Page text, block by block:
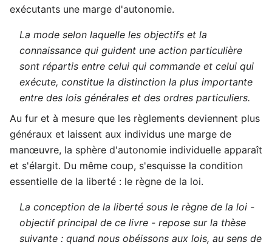
exécutants une marge d'autonomie.
La mode selon laquelle les objectifs et la
connaissance qui guident une action particulière
sont répartis entre celui qui commande et celui qui
exécute, constitue la distinction la plus importante
entre des lois générales et des ordres particuliers.
Au fur et à mesure que les règlements deviennent plus
généraux et laissent aux individus une marge de
manœuvre, la sphère d'autonomie individuelle apparaît
et s'élargit. Du même coup, s'esquisse la condition
essentielle de la liberté : le règne de la loi.
La conception de la liberté sous le règne de la loi -
objectif principal de ce livre - repose sur la thèse
suivante : quand nous obéissons aux lois, au sens de